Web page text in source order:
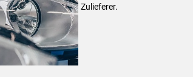
Zulieferer.